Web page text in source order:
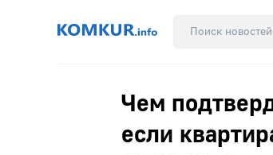
Чем
если